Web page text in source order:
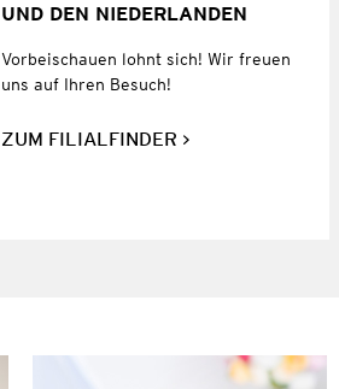
UND DEN NIEDERLANDEN
Vorbeischauen lohnt sich! Wir freuen
uns auf Ihren Besuch!
ZUM FILIALFINDER